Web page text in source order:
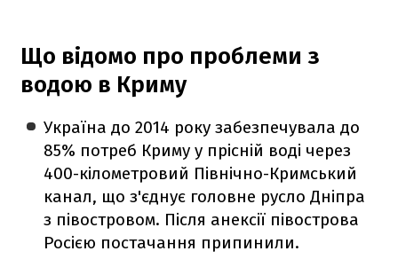
Що відомо про проблеми з
водою в Криму
Україна до 2014 року забезпечувала до
85% потреб Криму у прісній воді через
400-кілометровий Північно-Кримський
канал, що з'єднує головне русло Дніпра
з півостровом. Після анексії півострова
Росією постачання припинили.